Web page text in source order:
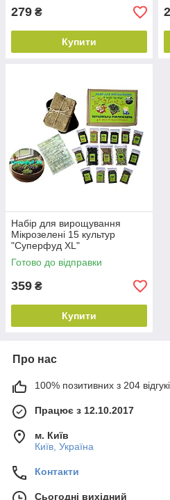
279 ₴
Купити
Набір для вирощування
Мікрозелені 15 культур
"Суперфуд XL"
Готово до відправки
359 ₴
Купити
Про нас
100% позитивних з 204
Працює з 12.10.2017
м. Київ
Київ, Україна
Контакти
Сьогодні вихідний